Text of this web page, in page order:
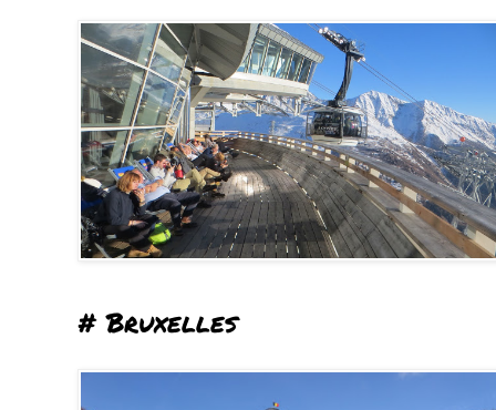
# Bruxelles